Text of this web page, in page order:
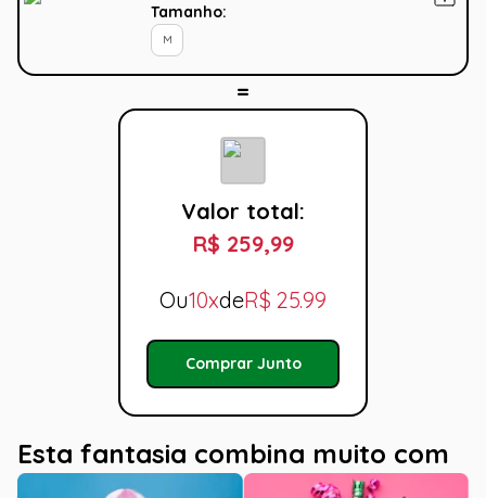
Tamanho:
M
Valor total:
R$ 259,99
Ou10xdeR$ 25.99
Comprar Junto
Esta fantasia combina muito com